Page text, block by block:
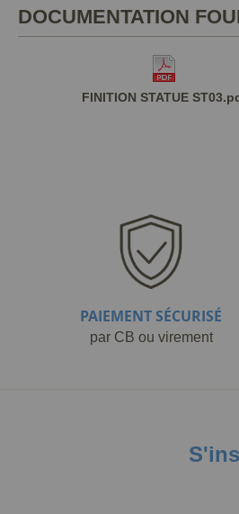
DOCUMENTATION
FINITION STATUE
PAIEMENT SÉCURISÉ
par CB ou virement